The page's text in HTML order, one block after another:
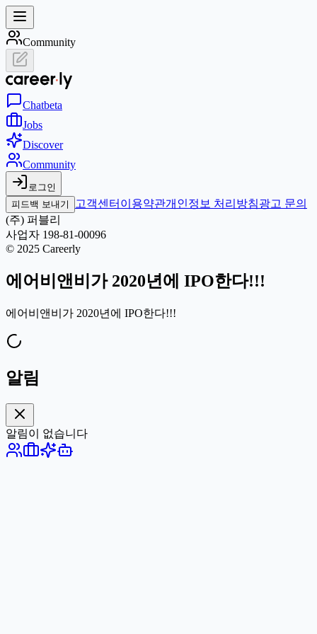
Community
Chatbeta
Jobs
Discover
Community
로그인
피드백 보내기
고객센터 이용약관개인정보 처리방침광고 문의
(주) 퍼블리
사업자 198-81-00096
© 2025 Careerly
에어비앤비가 2020년에 IPO한다!!!
에어비앤비가 2020년에 IPO한다!!!
알림
알림이 없습니다